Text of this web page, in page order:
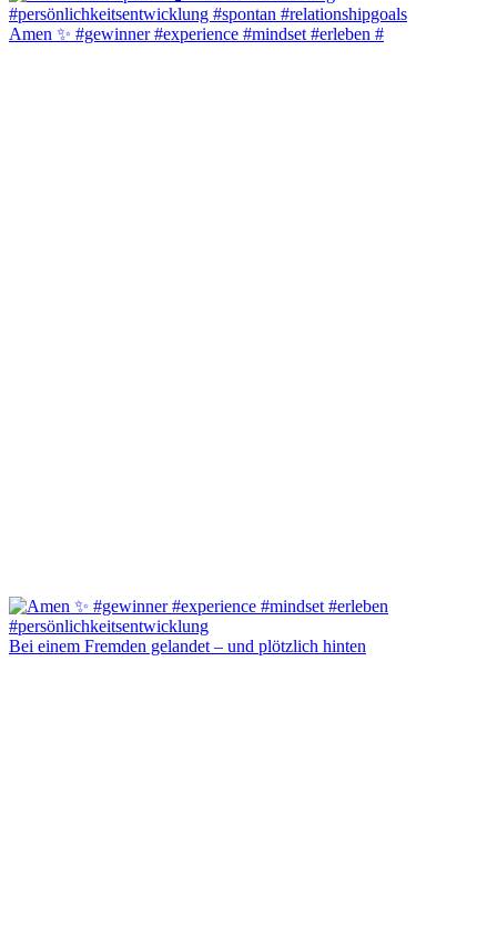
Amen ✨️ #gewinner #experience #mindset #erleben #
Bei einem Fremden gelandet – und plötzlich hinten